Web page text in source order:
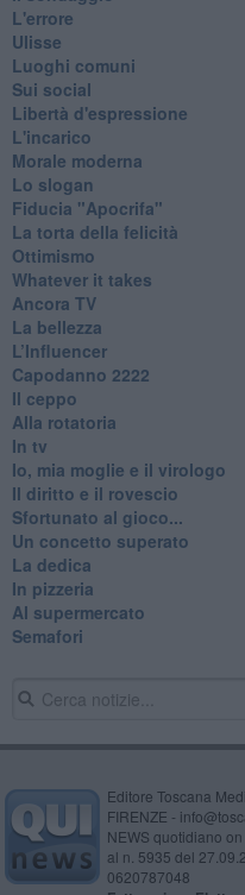
L'errore
Ulisse
Luoghi comuni
Sui social
Libertà d'espressione
L'incarico
Morale moderna
Lo slogan
Fiducia "Apocrifa"
La torta della felicità
Ottimismo
Whatever it takes
Ancora TV
La bellezza
L’Influencer
​Capodanno 2222
Il ceppo
Alla rotatoria
In tv
Io, mia moglie e il virologo
Il diritto e il rovescio
Sfortunato al gioco...
Un concetto superato
La dedica
In pizzeria
Al supermercato
Semafori
Editore Toscana
FIRENZE -
NEWS quotidiano
al n. 5935 del
0620787048